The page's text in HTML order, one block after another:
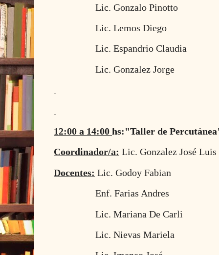
Lic. Gonzalo Pinotto
Lic. Lemos Diego
Lic. Espandrio Claudia
Lic. Gonzalez Jorge
12:00 a 14:00 hs:"Taller de
Coordinador/a: Lic. Gonzalez José Luis
Docentes: Lic. Godoy Fabian
Enf. Farias Andres
Lic. Mariana De Carli
Lic. Nievas Mariela